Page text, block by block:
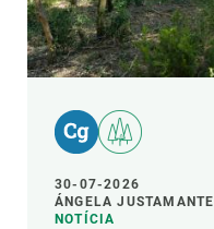
30-07-2026
ÁNGELA JUSTAMANTE
NOTÍCIA